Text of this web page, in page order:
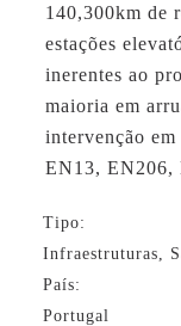
140,300km de
estações
inerentes ao
maioria em
intervenção
EN13, EN206,
Tipo:
Infraestruturas,
País:
Portugal